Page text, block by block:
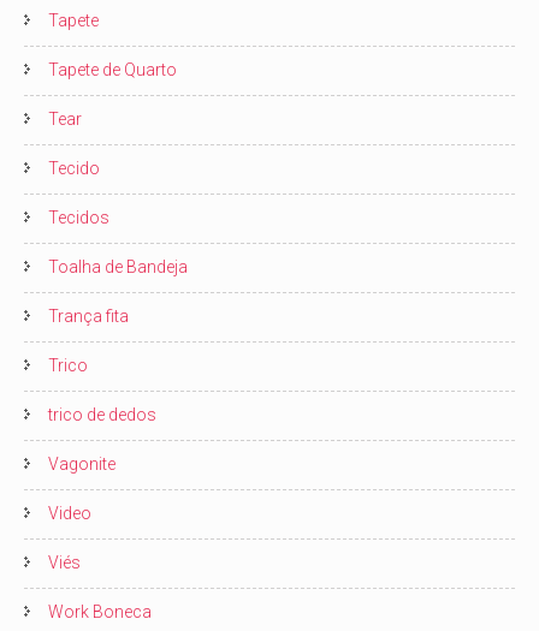
Tapete
Tapete de Quarto
Tear
Tecido
Tecidos
Toalha de Bandeja
Trança fita
Trico
trico de dedos
Vagonite
Video
Viés
Work Boneca